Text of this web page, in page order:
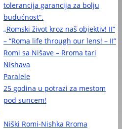
tolerancija garancija za bolju
budućnost“.
„Romski život kroz naš objektiv! II“
– “Roma life through our lens! – II”
Romi sa Nišave – Rroma tari
Nishava
Paralele
25 godina u potrazi za mestom
pod suncem!
Niški Romi-Nishka Rroma